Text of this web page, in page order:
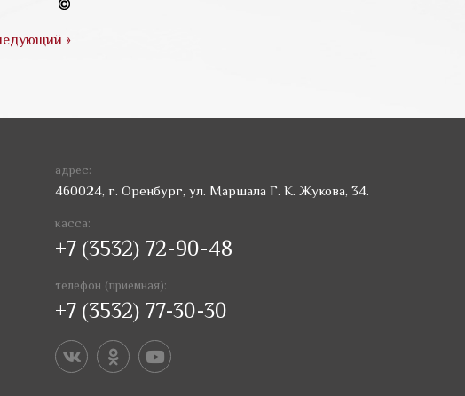
»
адрес:
460024, г. Оренбург, ул. Маршала Г. К. Жукова, 34.
касса:
+7 (3532) 72-90-48
телефон (приемная):
+7 (3532) 77-30-30